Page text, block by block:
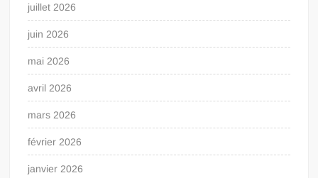
juillet 2026
juin 2026
mai 2026
avril 2026
mars 2026
février 2026
janvier 2026